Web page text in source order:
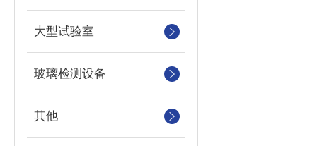
大型试验室
玻璃检测设备
其他